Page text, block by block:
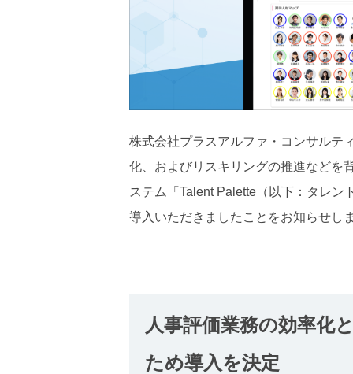
株式会社プラスアルファ・コンサルテ
化、およびリスキリングの推進などを
ステム「Talent Palette（以下：タレ
導入いただきましたことをお知らせし
人事評価業務の効率化
ため導入を決定